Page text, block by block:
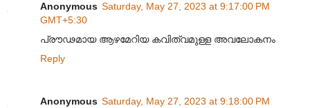
Anonymous Saturday, May 27, 2023 at 9:17:00 PM
GMT+5:30
പ്രൗഢമായ ആഴമേറിയ കവിത്വമുള്ള അവലോകനം
Reply
Anonymous Saturday, May 27, 2023 at 9:18:00 PM